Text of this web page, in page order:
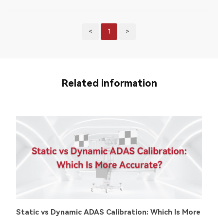
< 1 >
Related information
Static vs Dynamic ADAS Calibration: Which Is More